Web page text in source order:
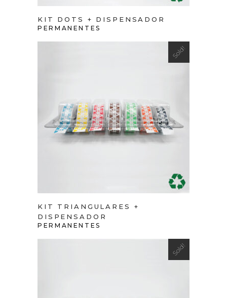
KIT DOTS + DISPENSADOR
PERMANENTES
Sold!
VIEW PRODUCT
KIT TRIANGULARES +
DISPENSADOR
PERMANENTES
Sold!